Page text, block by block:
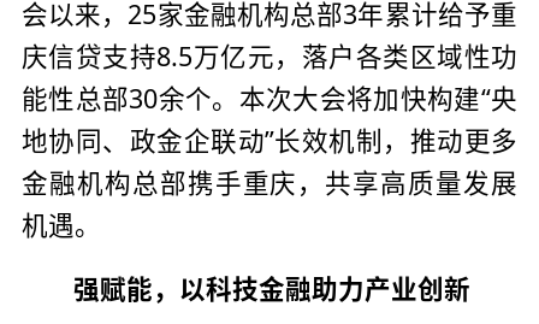
会以来，25家金融机构总部3年累计给予重
庆信贷支持8.5万亿元，落户各类区域性功
能性总部30余个。本次大会将加快构建“央
地协同、政金企联动”长效机制，推动更多
金融机构总部携手重庆，共享高质量发展
机遇。
强赋能，以科技金融助力产业创新